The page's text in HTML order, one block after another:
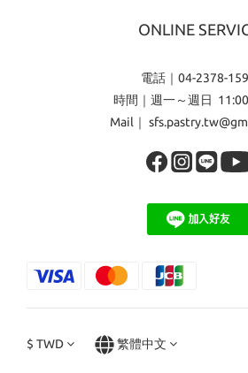
秋四味蛋黃酥禮盒的出發點，不是單純把
亮，是團圓，是拜訪，是相聚，也是那一
新靠近的味道。喜豐香1985想做的，是把
讓禮盒本身成為一種有文化厚度的節慶體
是夠真實、夠有記憶點的產品風味；第三
商品，而是越品越能感受到層次的作品。
禮者拆開禮盒、咬下第一口之後，慢慢留
是所有人都曾經歷過的，那多半就是蛋黃
節奏。喜豐香1985以手工方式反覆調整比
ONLINE
電話｜04-2378-
時間｜週一～週日
Mail｜
$ TWD 繁體中文